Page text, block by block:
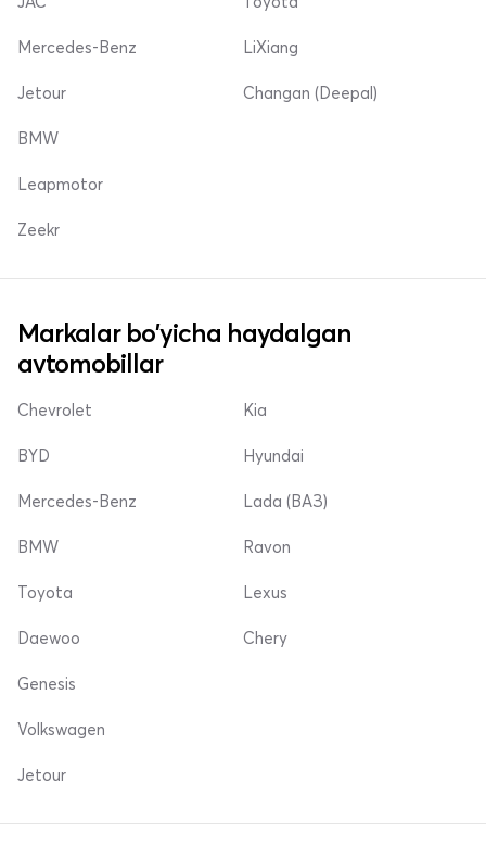
Mercedes-Benz
Jetour
LiXiang
Changan (Deepal)
BMW
Leapmotor
Zeekr
Markalar bo'yicha haydalgan
avtomobillar
Chevrolet
BYD
Mercedes-Benz
Kia
Hyundai
Lada (ВАЗ)
BMW
Toyota
Daewoo
Ravon
Lexus
Chery
Genesis
Volkswagen
Jetour